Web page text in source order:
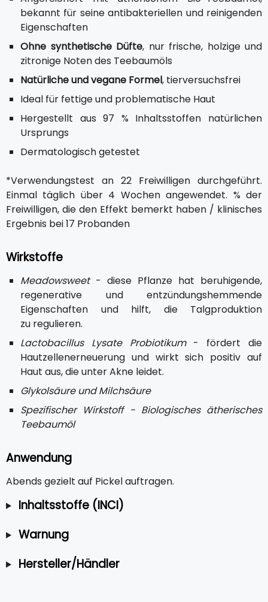
bekannt für seine antibakteriellen und reinigenden
Eigenschaften
Ohne synthetische Düfte, nur frische, holzige und
zitronige Noten des Teebaumöls
Natürliche und vegane Formel, tierversuchsfrei
Ideal für fettige und problematische Haut
Hergestellt aus 97 % Inhaltsstoffen natürlichen
Ursprungs
Dermatologisch getestet
*Verwendungstest an 22 Freiwilligen durchgeführt.
Einmal täglich über 4 Wochen angewendet. % der
Freiwilligen, die den Effekt bemerkt haben / klinisches
Ergebnis bei 17 Probanden
Wirkstoffe
Meadowsweet- diese Pflanze hat beruhigende,
regenerative und entzündungshemmende
Eigenschaften und hilft, die Talgproduktion
zu regulieren.
Lactobacillus Lysate Probiotikum- fördert die
Hautzellenerneuerung und wirkt sich positiv auf
Haut aus, die unter Akne leidet.
Glykolsäure und Milchsäure
Spezifischer Wirkstoff - Biologisches ätherisches
Teebaumöl
Anwendung
Abends gezielt auf Pickel auftragen.
Inhaltsstoffe (INCI)
Warnung
Hersteller/Händler